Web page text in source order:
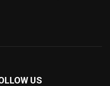
US